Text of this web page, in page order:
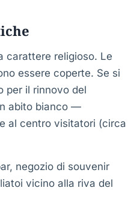
carattere religioso. Le
essere coperte. Se si
per il rinnovo del
abito bianco —
al centro visitatori (circa
negozio di souvenir
vicino alla riva del